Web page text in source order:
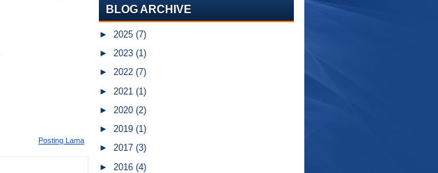
Posting Lama
BLOG ARCHIVE
► 2025 (7)
► 2023 (1)
► 2022 (7)
► 2021 (1)
► 2020 (2)
► 2019 (1)
► 2017 (3)
► 2016 (4)